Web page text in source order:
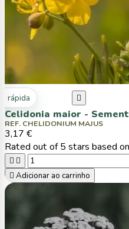
rápida 
Celidonia maior -
REF. CHELIDONIUM MAJUS
3,17 €
Rated out of 5 stars based on
 
 Adicionar ao carrinho